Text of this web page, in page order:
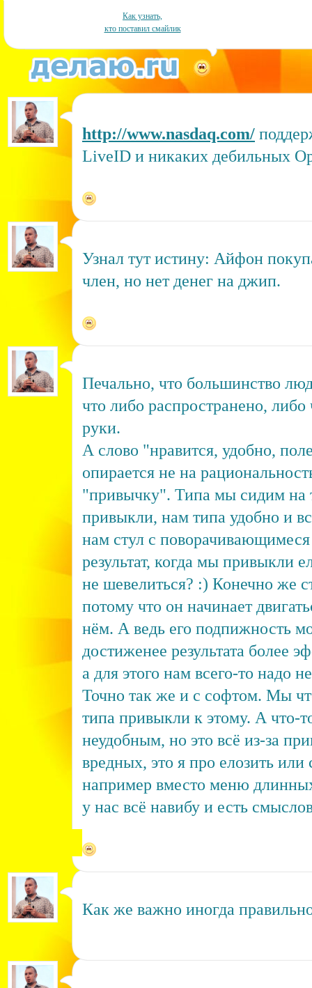
Как узнать,
кто поставил смайлик
http://www.nasdaq.com/
LiveID и никаких дебильных
Узнал тут истину: Айфон
член, но нет денег на джип.
Печально, что большинство
что либо распространено,
руки.
А слово "нравится, удобно,
опирается не на
"привычку". Типа мы сидим на
привыкли, нам типа удобно и
нам стул с
результат, когда мы привыкли
не шевелиться? :) Конечно же
потому что он начинает
нём. А ведь его подпижность
достиженее результата более
а для этого нам всего-то надо
Точно так же и с софтом. Мы
типа привыкли к этому. А что-
неудобным, но это всё из-за
вредных, это я про елозить или
например вместо меню
у нас всё навибу и есть
Как же важно иногда